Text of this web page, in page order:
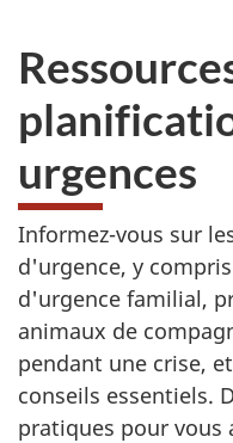
urgences
Informez-vous sur
d'urgence, y
d'urgence familial,
animaux de
pendant une crise,
conseils essentiels.
pratiques pour vous